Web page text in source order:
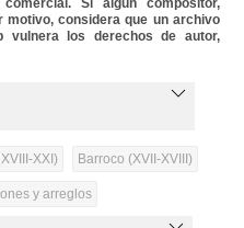
Si algún compositor,
motivo, considera que un archivo
vulnera los derechos de autor,
XXI) Barroco (XVII-XVIII)
y arreglos